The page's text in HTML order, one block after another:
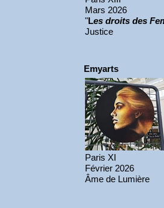
Mars 2026
"Les droits des
Justice
Emyarts
Paris XI
Février 2026
Âme de Lumière